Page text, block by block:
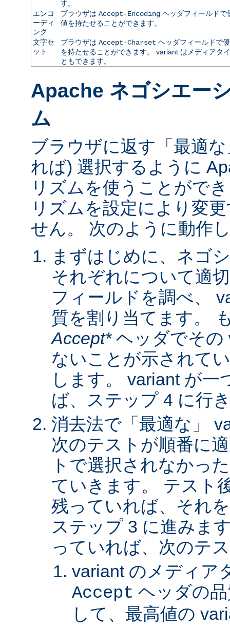
す。
エンコ
ーディ
ング
ブラウザは Accept-Encodingヘッダフィールドで
値を持たせることができます。
文字セ
ット
ブラウザは Accept-Charset ヘッダフィールドで
を持たせることができます。 variant はメディアタ
ともできます。
Apache ネゴシエー
ム
ブラウザに返す「最適
れば) 選択するように
リズムを使うことがで
リズムを設定により変
せん。 次のように動作
まずはじめに、ネゴ
それぞれについて適
フィールドを調べ、
質を割り当てます。
Accept*ヘッダでその
ないことが示されて
します。 variant が
ば、ステップ 4 に行
消去法で「最適な」
次のテストが順番に
トで選択されなかっ
ていきます。 テスト
残っていれば、それ
ステップ 3 に進みま
っていれば、次のテ
variant のメディア
Accept ヘッダの
して、最高値の